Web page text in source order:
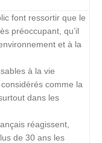
font ressortir que le
préoccupant, qu’il
et à la
à la vie
comme la
dans les
réagissent,
de 30 ans les